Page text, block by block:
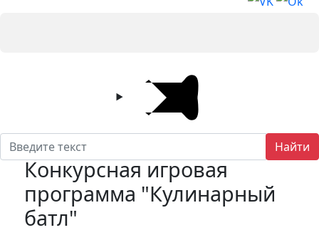
Найти
Конкурсная игровая
программа "Кулинарный
батл"